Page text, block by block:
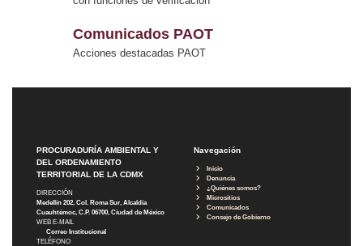
Comunicados PAOT
Acciones destacadas PAOT
PROCURADURÍA AMBIENTAL Y
DEL ORDENAMIENTO
TERRITORIAL DE LA CDMX
DIRECCIÓN
Medellín 202, Col. Roma Sur, Alcaldía
Cuauhtémoc, C.P. 06700, Ciudad de México
WEB E-MAIL
Correo Institucional
TELÉFONO
Navegación
Inicio
Denuncia
¿Quiénes somos?
Micrositios
Comunicados
Consejo de Gobierno